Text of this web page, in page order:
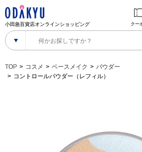
小田急百貨店オンラインショッピング クー
TOP コスメ ベースメイク
パウダー
コントロールパウダー（レフィル）